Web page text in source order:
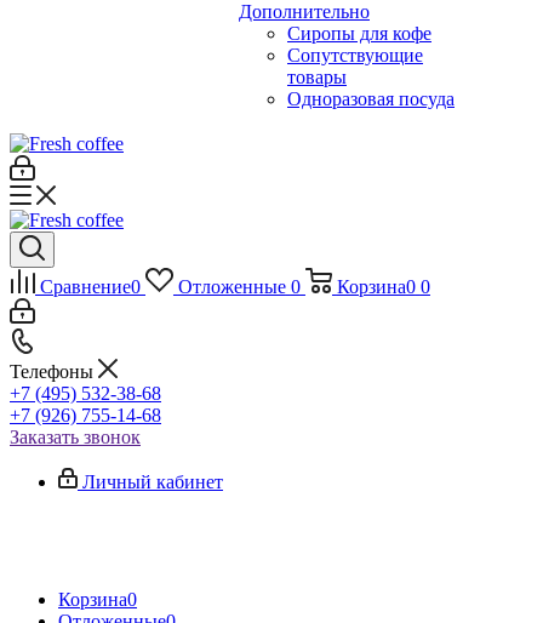
Дополнительно
Сиропы для кофе
Сопутствующие
товары
Одноразовая посуда
Сравнение0 Отложенные 0 Корзина0 0
Телефоны
+7 (495) 532-38-68
+7 (926) 755-14-68
Заказать звонок
Личный кабинет
Корзина0